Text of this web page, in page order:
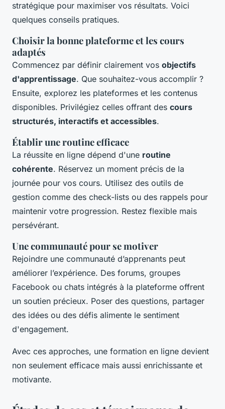
stratégique pour maximiser vos résultats. Voici
quelques conseils pratiques.
Choisir la bonne plateforme et les cours
adaptés
Commencez par définir clairement vos objectifs
d'apprentissage. Que souhaitez-vous accomplir ?
Ensuite, explorez les plateformes et les contenus
disponibles. Privilégiez celles offrant des cours
structurés, interactifs et accessibles.
Établir une routine efficace
La réussite en ligne dépend d'une routine
cohérente. Réservez un moment précis de la
journée pour vos cours. Utilisez des outils de
gestion comme des check-lists ou des rappels pour
maintenir votre progression. Restez flexible mais
persévérant.
Une communauté pour se motiver
Rejoindre une communauté d’apprenants peut
améliorer l’expérience. Des forums, groupes
Facebook ou chats intégrés à la plateforme offrent
un soutien précieux. Poser des questions, partager
des idées ou des défis alimente le sentiment
d'engagement.
Avec ces approches, une formation en ligne devient
non seulement efficace mais aussi enrichissante et
motivante.